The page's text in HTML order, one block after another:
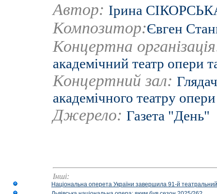
Автор: Ірина
Композитор:Євген
Концертна
академічний театр опери
Концертний зал:
академічного театру
Джерело: Газета "День"
Інші:
Національна оперета України завершила 91-й